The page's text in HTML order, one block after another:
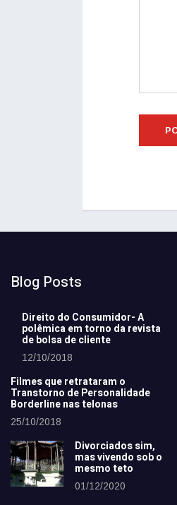
Blog Posts
Direito do Consumidor- A
polêmica em torno da revista
de bolsa de cliente
12/10/2018
Filmes que retrataram o
Transtorno de Personalidade
Borderline nas telonas
25/10/2018
Divorciados sim,
mas vivendo sob o
mesmo teto
01/12/2020